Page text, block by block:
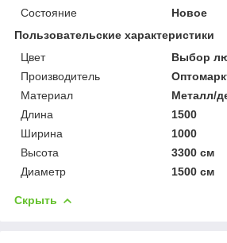
Состояние
Новое
Пользовательские характеристики
Цвет
Выбор
Производитель
Материал
Металл/
Длина
1500
Ширина
1000
Высота
3300 см
Диаметр
1500 см
Скрыть